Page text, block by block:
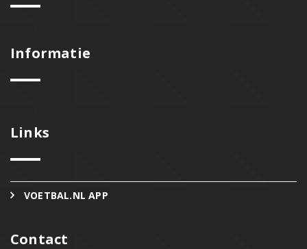
Informatie
Links
VOETBAL.NL APP
Contact